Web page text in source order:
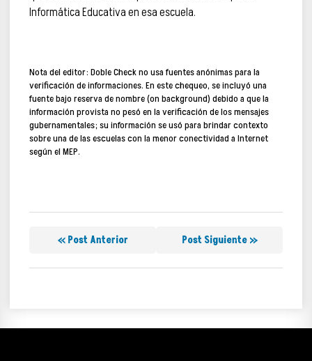
Informática Educativa en esa escuela.
Nota del editor: Doble Check no usa fuentes anónimas para la
verificación de informaciones. En este chequeo, se incluyó una
fuente bajo reserva de nombre (on background) debido a que la
información provista no pesó en la verificación de los mensajes
gubernamentales; su información se usó para brindar contexto
sobre una de las escuelas con la menor conectividad a Internet
según el MEP.
« Post Anterior Post Siguiente »